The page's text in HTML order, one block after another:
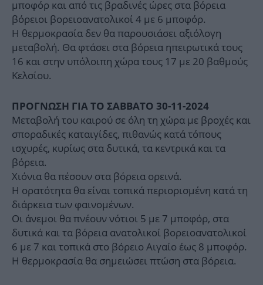
μποφόρ και από τις βραδινές ώρες στα βόρεια
βόρειοι βορειοανατολικοί 4 με 6 μποφόρ.
Η θερμοκρασία δεν θα παρουσιάσει αξιόλογη
μεταβολή. Θα φτάσει στα βόρεια ηπειρωτικά τους
16 και στην υπόλοιπη χώρα τους 17 με 20 βαθμούς
Κελσίου.
ΠΡΟΓΝΩΣΗ ΓΙΑ ΤΟ ΣΑΒΒΑΤΟ 30-11-2024
Μεταβολή του καιρού σε όλη τη χώρα με βροχές και
σποραδικές καταιγίδες, πιθανώς κατά τόπους
ισχυρές, κυρίως στα δυτικά, τα κεντρικά και τα
βόρεια.
Χιόνια θα πέσουν στα βόρεια ορεινά.
Η ορατότητα θα είναι τοπικά περιορισμένη κατά τη
διάρκεια των φαινομένων.
Οι άνεμοι θα πνέουν νότιοι 5 με 7 μποφόρ, στα
δυτικά και τα βόρεια ανατολικοί βορειοανατολικοί
6 με 7 και τοπικά στο βόρειο Αιγαίο έως 8 μποφόρ.
Η θερμοκρασία θα σημειώσει πτώση στα βόρεια.